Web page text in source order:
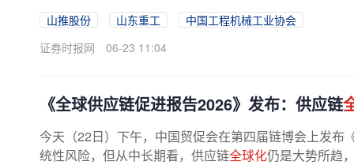
山推股份 山东重工
中国工程机械工业协会
证券时报网
06-23 11:04
《全球供应链促进报告2026》发布：供应链
今天（22日）下午，中国贸促会在第四届链博会上发
统性风险，但从中长期看，供应链全球化仍是大势所趋